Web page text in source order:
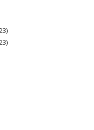
23
produkty
23